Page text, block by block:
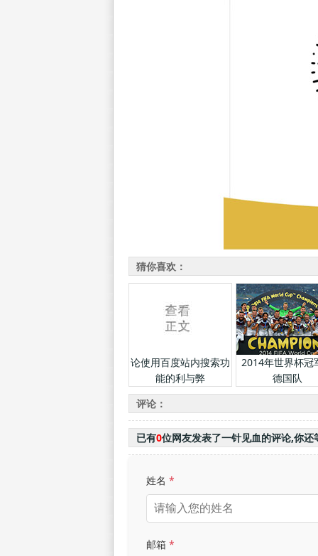
猜你喜欢：
论使用百度站内搜索功
能的利与弊
2014年世界杯冠
德国队
评论：
已有0位网友发表了一针见血的评论,你还
姓名 *
邮箱 *